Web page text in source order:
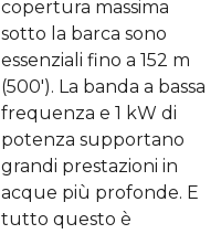
copertura massima
sotto la barca sono
essenziali fino a 152 m
(500'). La banda a bassa
frequenza e 1 kW di
potenza supportano
grandi prestazioni in
acque più profonde. E
tutto questo è